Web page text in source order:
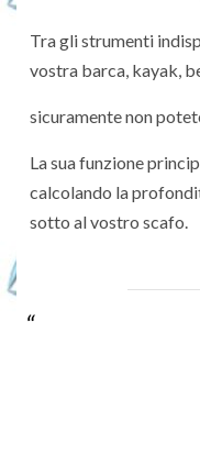
Tra gli strumenti
vostra barca, kayak,
sicuramente non
La sua funzione
calcolando la
sotto al vostro scafo.